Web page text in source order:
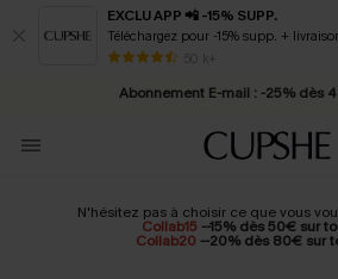
EXCLU APP 📲 -15% SUPP.
Téléchargez pour -15% supp. +
50 k+
* Livraison éclair 2-3 jours
Abonnement E-mail : -25% dès 4
N'hésitez pas à choisir ce que vous
Collab15 --15% dès 50€ sur
Collab20 --20% dès 80€ sur